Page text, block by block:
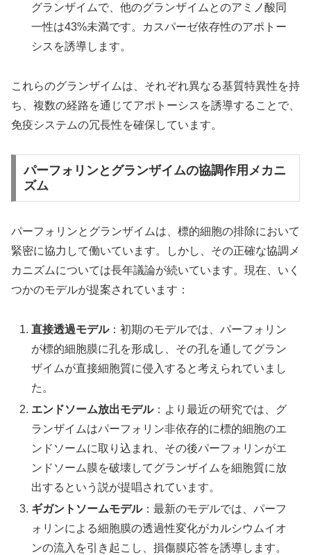
グランザイムで、他のグランザイムとのアミノ酸同
一性は43%未満です。カスパーゼ依存性のアポトー
シスを誘導します。
これらのグランザイムは、それぞれ異なる基質特異性を持
ち、複数の経路を通じてアポトーシスを誘導することで、
免疫システムの冗長性を確保しています。
パーフォリンとグランザイムの協調作用メカニ
ズム
パーフォリンとグランザイムは、標的細胞の排除において
緊密に協力して働いています。しかし、その正確な協調メ
カニズムについては長年議論が続いています。現在、いく
つかのモデルが提案されています：
直接透過モデル：初期のモデルでは、パーフォリン
が標的細胞膜に孔を形成し、その孔を通してグラン
ザイムが直接細胞質に侵入すると考えられていまし
た。
エンドソーム放出モデル：より最近の研究では、グ
ランザイムはパーフォリン非依存的に標的細胞のエ
ンドソームに取り込まれ、その後パーフォリンがエ
ンドソーム膜を破壊してグランザイムを細胞質に放
出するという説が提唱されています。
ギガントソームモデル：最新のモデルでは、パーフ
ォリンによる細胞膜の透過性変化がカルシウムイオ
ンの流入を引き起こし、損傷膜応答を誘導します。